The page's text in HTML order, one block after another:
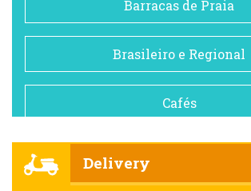
Barracas de Praia
Brasileiro e Regional
Cafés
Delivery